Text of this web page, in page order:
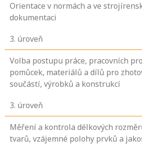
Orientace v normách a ve
dokumentaci
3. úroveň
Volba postupu práce, pracovních
pomůcek, materiálů a dílů pro
součástí, výrobků a konstrukcí
3. úroveň
Měření a kontrola délkových
tvarů, vzájemné polohy prvků a